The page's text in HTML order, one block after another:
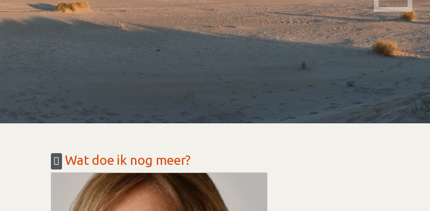
Wat doe ik nog meer?